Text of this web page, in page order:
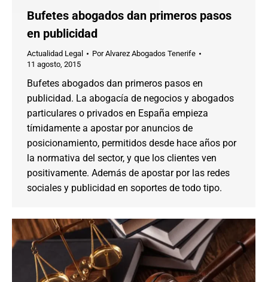
Bufetes abogados dan primeros pasos
en publicidad
Actualidad Legal PorAlvarez Abogados Tenerife
11 agosto, 2015
Bufetes abogados dan primeros pasos en
publicidad. La abogacía de negocios y abogados
particulares o privados en España empieza
tímidamente a apostar por anuncios de
posicionamiento, permitidos desde hace años por
la normativa del sector, y que los clientes ven
positivamente. Además de apostar por las redes
sociales y publicidad en soportes de todo tipo.